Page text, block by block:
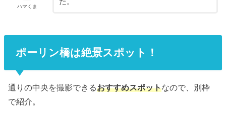
ハマくま
ポーリン橋は絶景スポット！
通りの中央を撮影できるおすすめスポットなので、別枠
で紹介。